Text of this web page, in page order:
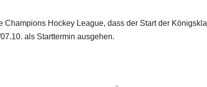
Champions Hockey League, dass der Start der
als Starttermin ausgehen.